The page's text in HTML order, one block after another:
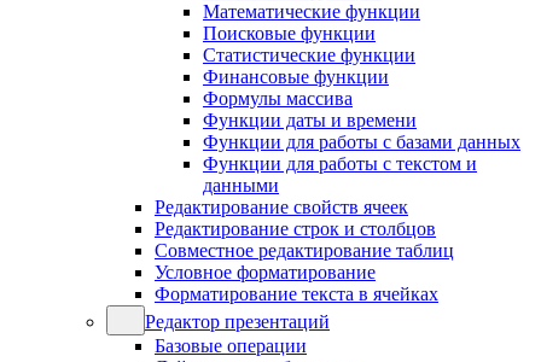
Математические функции
Поисковые функции
Статистические функции
Финансовые функции
Формулы массива
Функции даты и времени
Функции для работы с базами данных
Функции для работы с текстом и
данными
Редактирование свойств ячеек
Редактирование строк и столбцов
Совместное редактирование таблиц
Условное форматирование
Форматирование текста в ячейках
Редактор презентаций
Базовые операции